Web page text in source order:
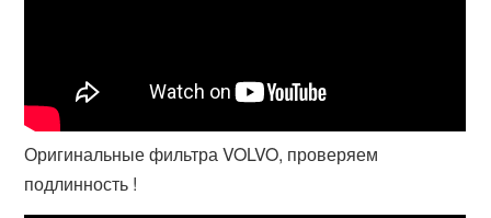
Оригинальные фильтра VOLVO, проверяем
подлинность !